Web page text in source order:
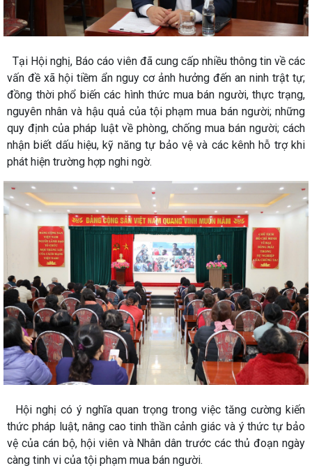
Tại Hội nghị, Báo cáo viên đã cung cấp nhiều thông tin về các
vấn đề xã hội tiềm ẩn nguy cơ ảnh hưởng đến an ninh trật tự;
đồng thời phổ biến các hình thức mua bán người, thực trạng,
nguyên nhân và hậu quả của tội phạm mua bán người; những
quy định của pháp luật về phòng, chống mua bán người; cách
nhận biết dấu hiệu, kỹ năng tự bảo vệ và các kênh hỗ trợ khi
phát hiện trường hợp nghi ngờ.
Hội nghị có ý nghĩa quan trọng trong việc tăng cường kiến
thức pháp luật, nâng cao tinh thần cảnh giác và ý thức tự bảo
vệ của cán bộ, hội viên và Nhân dân trước các thủ đoạn ngày
càng tinh vi của tội phạm mua bán người.